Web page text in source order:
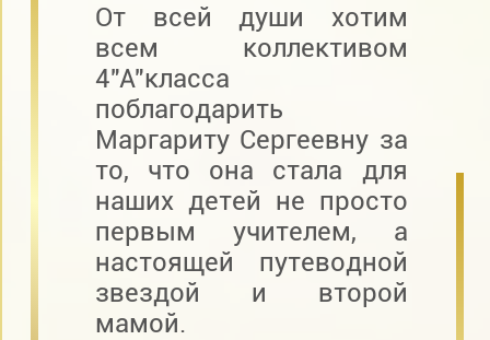
От всей души хотим
всем коллективом
4"А"класса
поблагодарить
Маргариту Сергеевну за
то, что она стала для
наших детей не просто
первым учителем, а
настоящей путеводной
звездой и второй
мамой.